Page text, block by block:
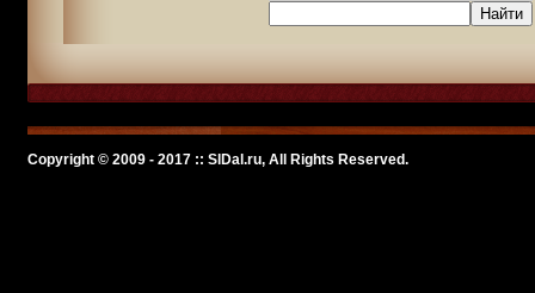
Copyright © 2009 - 2017 :: SlDal.ru, All Rights Reserved.